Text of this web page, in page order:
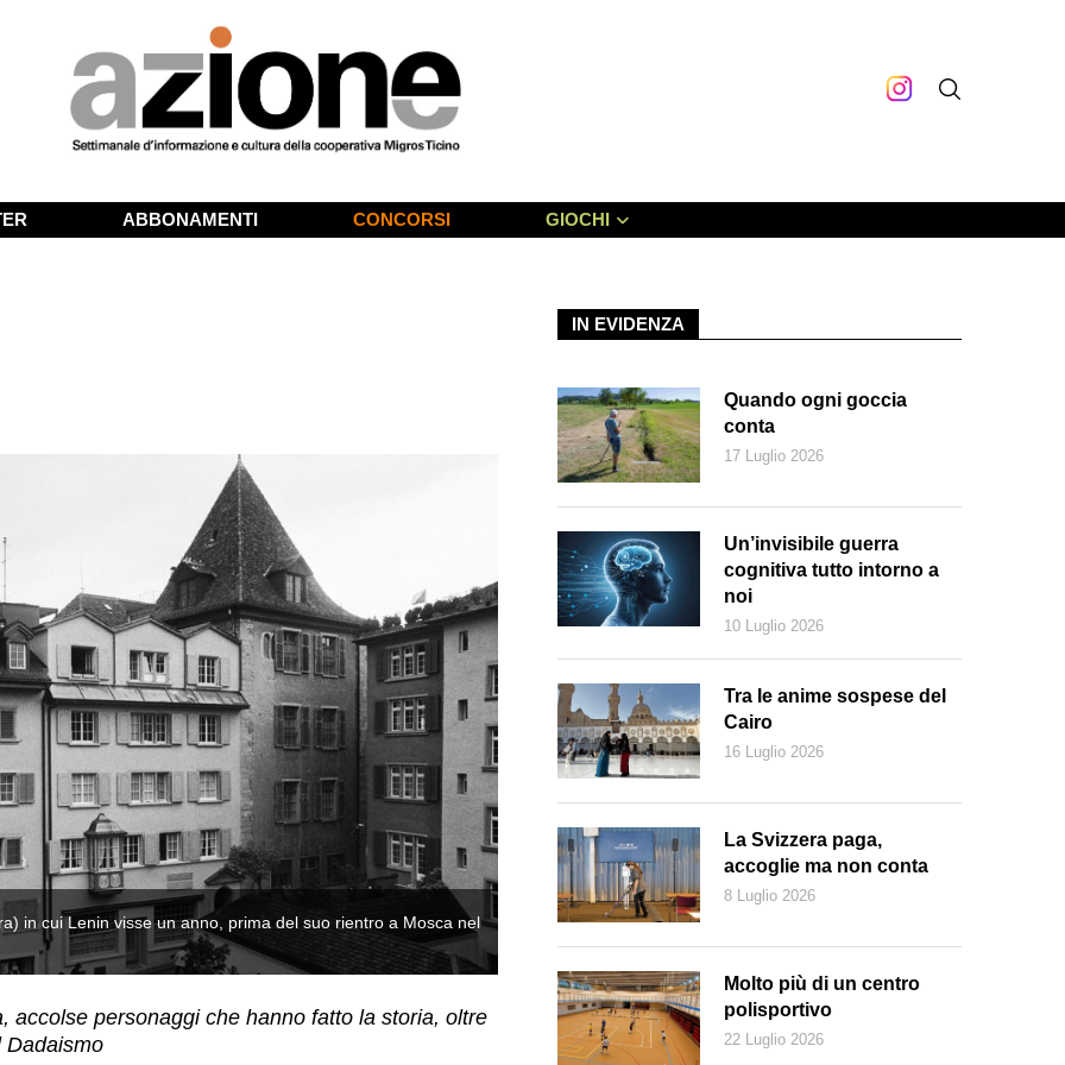
ABBONAMENTI CONCORSI GIOCHI
in cui Lenin visse un anno, prima del suo rientro a Mosca nel
In un’immagine del 1977, la casa (la seconda da sinistra) in cui Lenin
1917 (Keystone)
accolse personaggi che hanno fatto la storia, oltre
Dadaismo
IN EVIDENZA
Quando ogni goccia
conta
17 Luglio 2026
Un’invisibile guerra
cognitiva tutto intorno a
noi
10 Luglio 2026
Tra le anime sospese del
Cairo
16 Luglio 2026
La Svizzera paga,
accoglie ma non conta
8 Luglio 2026
Molto più di un centro
polisportivo
22 Luglio 2026